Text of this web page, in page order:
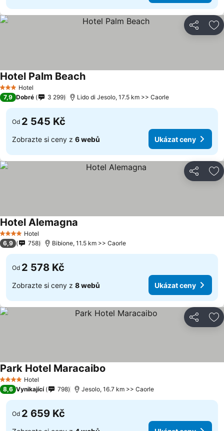
Sdílet
3 Počet hvězdiček
Hotel
Hotel Palm Beach
7,9 Dobré 3 299 Lido di Jesolo, 17.5 km >> Caorle
Od 2 545 Kč
Zobrazte si ceny z 6 webů Ukázat ceny
Sdílet
4 Počet hvězdiček
Hotel
Hotel Alemagna
6,9 758 Bibione, 11.5 km >> Caorle
Od 2 578 Kč
Zobrazte si ceny z 8 webů Ukázat ceny
Sdílet
4 Počet hvězdiček
Hotel
Park Hotel Maracaibo
8,6 Vynikající 798 Jesolo, 16.7 km >> Caorle
Od 2 659 Kč